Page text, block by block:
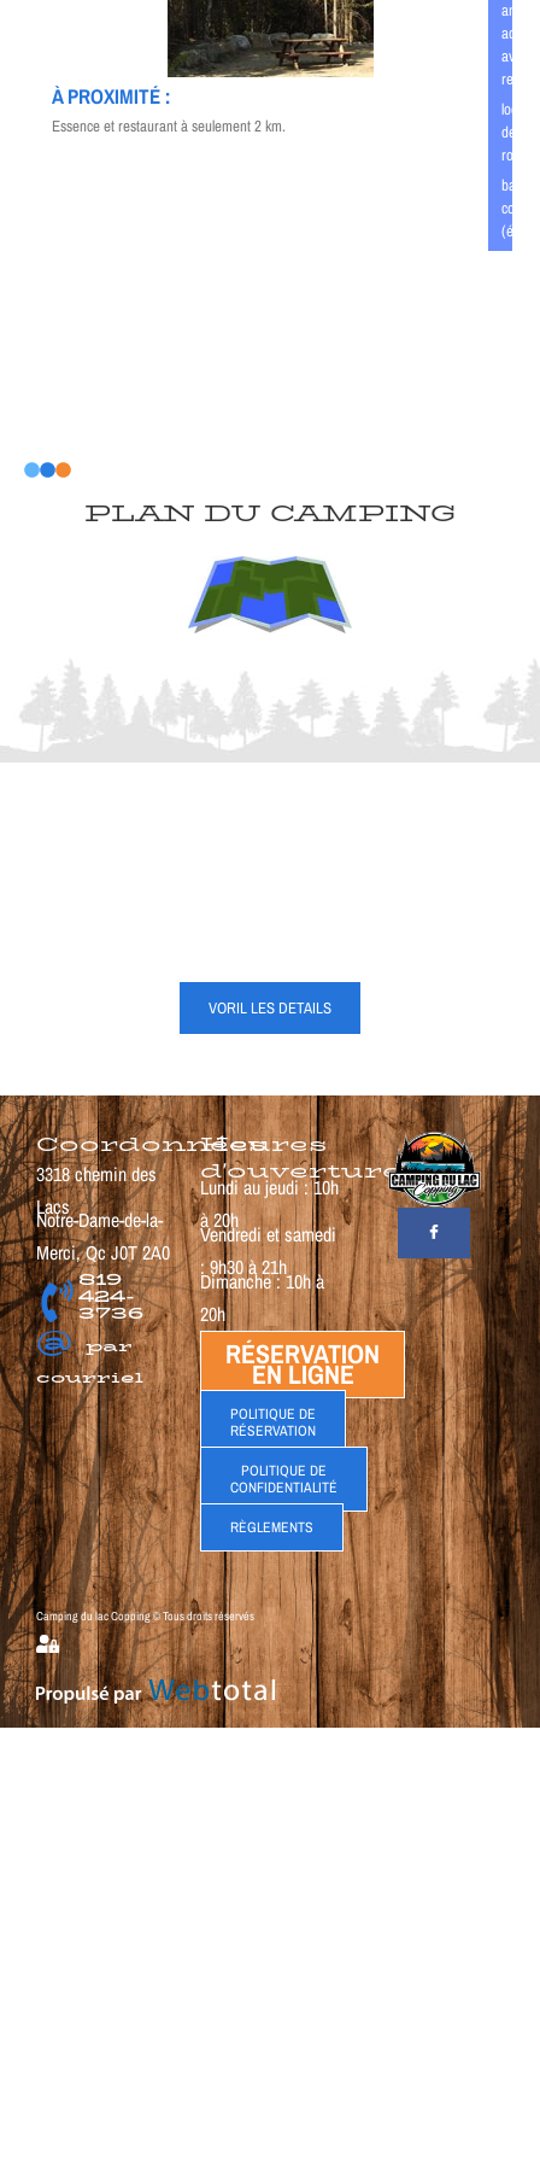
À PROXIMITÉ :
Essence et restaurant à seulement 2 km.
admis
avec
de
PLAN DU CAMPING
VORIL LES DETAILS
Coordonnées
3318 chemin des
Lacs
Notre-Dame-de-la-
Merci, Qc J0T 2A0
819
424-
3736
@par
courriel
Heures
d'ouverture
Lundi au jeudi : 10h
à 20h
Vendredi et samedi
: 9h30 à 21h
Dimanche : 10h à
20h
RÉSERVATION
EN LIGNE
POLITIQUE DE
RÉSERVATION
POLITIQUE DE
CONFIDENTIALITÉ
RÈGLEMENTS
Camping du lac Copping © Tous droits réservés